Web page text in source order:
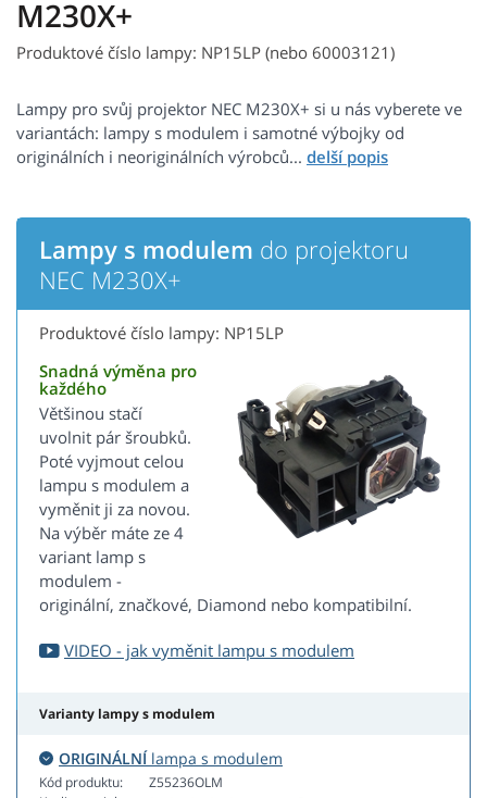
M230X+
Produktové číslo lampy: NP15LP (nebo 60003121)
Lampy pro svůj projektor NEC M230X+ si u nás vyberete ve
variantách: lampy s modulem i samotné výbojky od
originálních i neoriginálních výrobců...
Lampy s modulem do projektoru
NEC M230X+
Produktové číslo lampy: NP15LP
Snadná výměna pro
každého
Většinou stačí
uvolnit pár šroubků.
Poté vyjmout celou
lampu s modulem a
vyměnit ji za novou.
Na výběr máte ze 4
variant lamp s
modulem -
originální, značkové, Diamond nebo kompatibilní.
VIDEO - jak vyměnit lampu s modulem
Varianty lampy s modulem
ORIGINÁLNÍlampa s modulem
Kód produktu:
Z55236OLM